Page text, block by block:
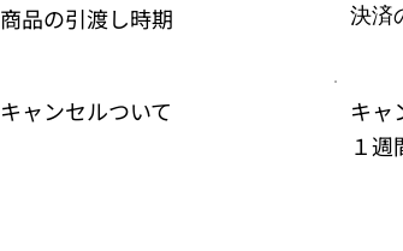
商品の引渡し時期 決済
キャンセルついて
キャ
１週